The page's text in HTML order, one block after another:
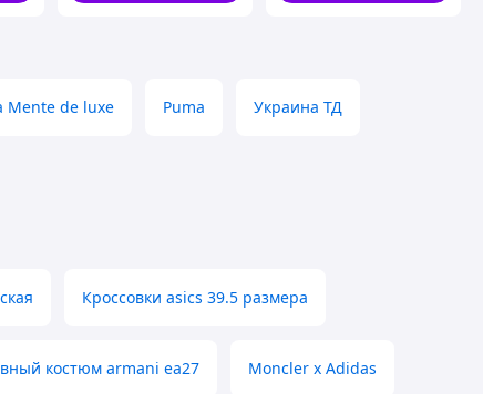
Mente de luxe Puma Украина ТД
Кроссовки asics 39.5 размера
костюм armani ea27 Moncler x Adidas